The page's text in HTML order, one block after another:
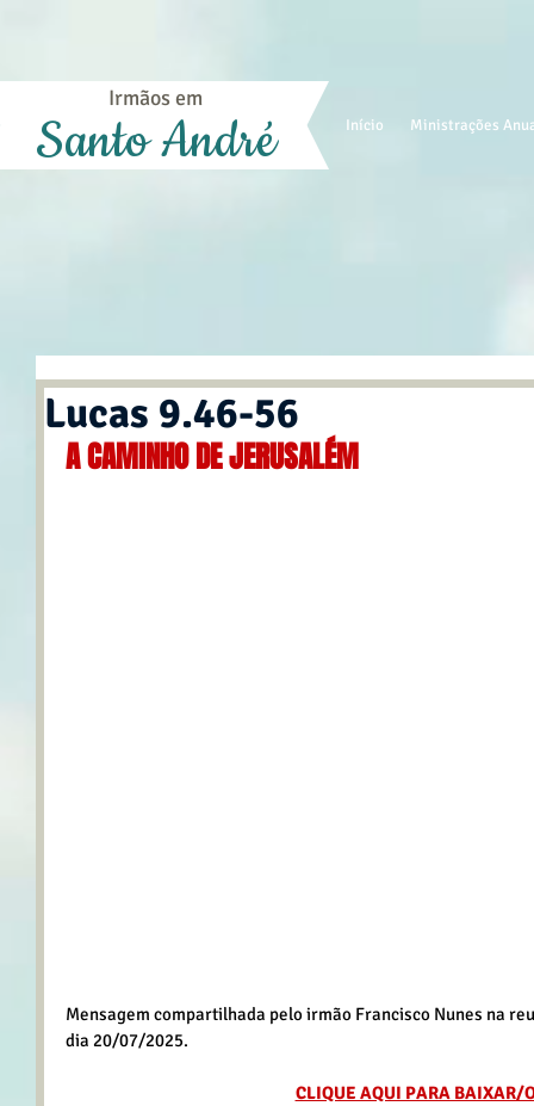
Início Ministrações
Irmãos em
Santo André
Lucas 9.46-56
A CAMINHO DE JERUSALÉM
Mensagem compartilhada pelo irmão Francisco Nunes na
dia 20/07/2025.
CLIQUE AQUI PARA BAIXAR/